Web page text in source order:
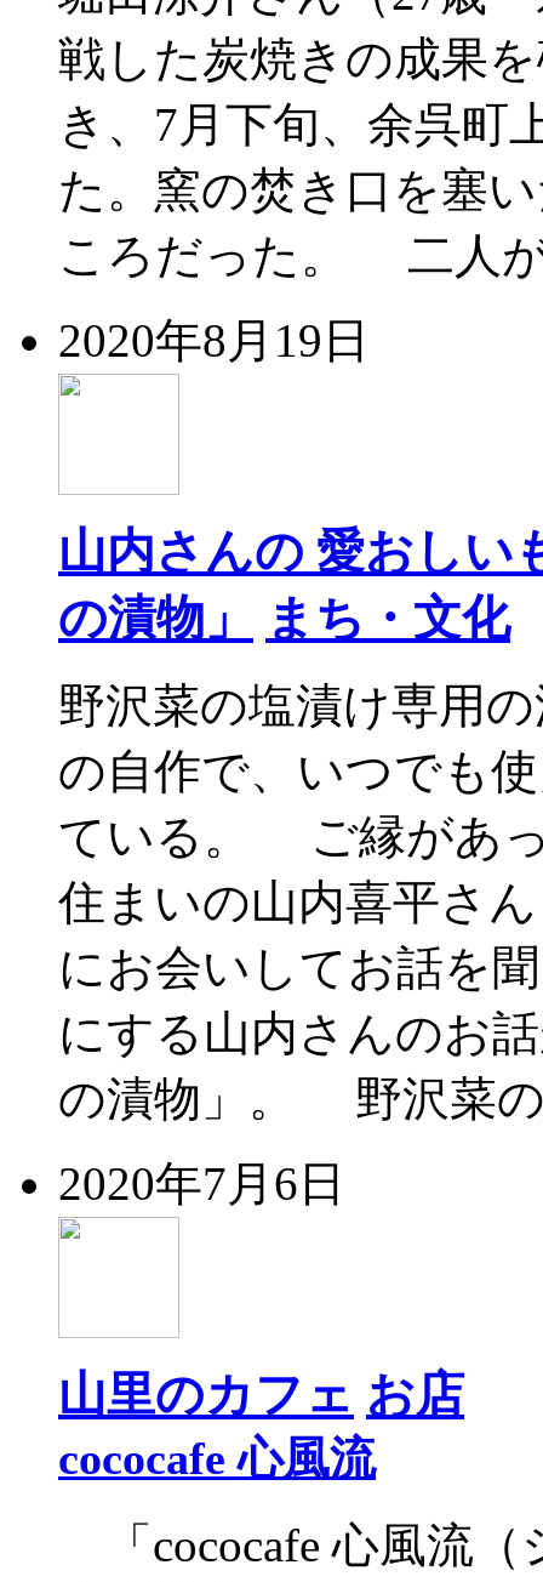
戦した炭焼きの成果
き、7月下旬、余呉町
た。窯の焚き口を塞
ころだった。 二人
2020年8月19日
山内さんの 愛おしい
の漬物」
まち・文化
野沢菜の塩漬け専用
の自作で、いつでも
ている。 ご縁があっ
住まいの山内喜平さ
にお会いしてお話を
にする山内さんのお
の漬物」。 野沢菜
2020年7月6日
山里のカフェ お店
cococafe 心風流
「cococafe 心風流